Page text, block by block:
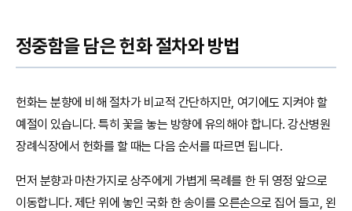
정중함을 담은 헌화 절차와 방법
헌화는 분향에 비해 절차가 비교적 간단하지만, 여기에도 지켜야 할
예절이 있습니다. 특히 꽃을 놓는 방향에 유의해야 합니다. 강산병원
장례식장에서 헌화를 할 때는 다음 순서를 따르면 됩니다.
먼저 분향과 마찬가지로 상주에게 가볍게 목례를 한 뒤 영정 앞으로
이동합니다. 제단 위에 놓인 국화 한 송이를 오른손으로 집어 들고, 왼